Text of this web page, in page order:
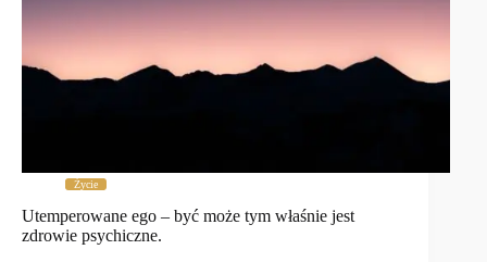
Życie
Utemperowane ego – być może tym właśnie jest
zdrowie psychiczne.